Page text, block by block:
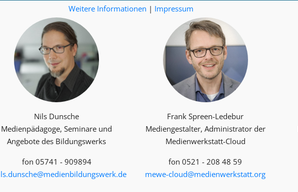
Nils Dunsche
Medienpädagoge, Seminare und
Angebote des Bildungswerks
fon 05741 - 909894
Frank Spreen-Ledebur
Mediengestalter, Administrator der
Medienwerkstatt-Cloud
fon 0521 - 208 48 59
mewe-cloud@medienwerkstatt.org
Weitere Informationen | Impressum